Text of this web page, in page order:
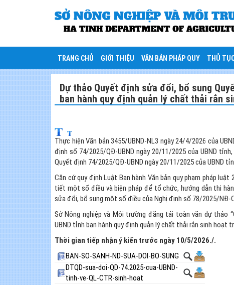
TRANG CHỦ GIỚI THIỆU VĂN BẢN PHÁP QUY THỦ
Dự thảo Quyết định sửa đổi, bổ sung
ban hành quy định quản lý chất thải rắn
Thực hiện Văn bản 3455/UBND-NL3 ngày 24/4/2026 của
định số 74/2025/QĐ-UBND ngày 20/11/2025 của UBND
Quyết định 74/2025/QĐ-UBND ngày 20/11/2025 của UBND
Căn cứ quy định Luật Ban hành Văn bản quy phạm pháp
tiết một số điều và biện pháp để tổ chức, hướng dẫn thi
sửa đổi, bổ sung một số điều của Nghị định số 78/2025/NĐ-
Sở Nông nghiệp và Môi trường đăng tải toàn văn dự thảo
UBND tỉnh ban hành quy định quản lý chất thải rắn sinh
Thời gian tiếp nhận ý kiến trước ngày 10/5/2026./.
BAN-SO-SANH-ND-SUA-DOI-BO-SUNG
DTQD-sua-doi-QD-74.2025-cua-UBND-
tinh-ve-QL-CTR-sinh-hoat